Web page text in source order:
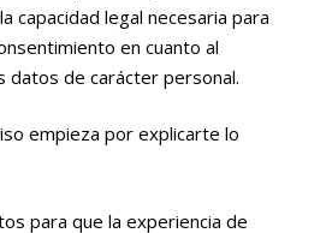
capacidad legal necesaria para
en cuanto al
datos de carácter personal.
empieza por explicarte lo
para que la experiencia de